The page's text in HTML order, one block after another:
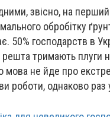
звісно, на
обробітку
50% господарств в
решта тримають плуги
мова не йде про
роботи, однаково раз